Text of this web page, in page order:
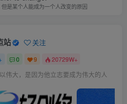
是某个人能成为一个人改变的原因
站 关注
0 9 20729W+
伟大，是因为他立志要成为伟大的人